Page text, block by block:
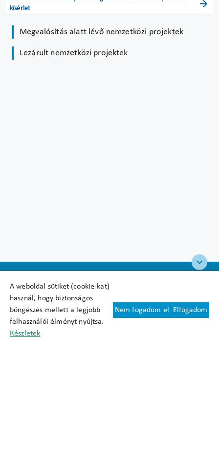
A weboldal sütiket (cookie-kat)
használ, hogy biztonságos
böngészés mellett a legjobb
felhasználói élményt nyújtsa.
Részletek
Nem fogadom el Elfogadom
kísérlet
Megvalósítás alatt lévő nemzetközi projektek
Lezárult nemzetközi projektek
Felhasználási feltételek